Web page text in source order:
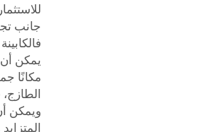
جانب
يمكن أن
مكانًا
ويمكن